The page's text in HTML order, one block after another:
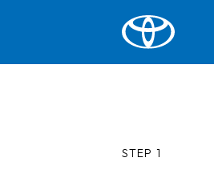
STEP 1